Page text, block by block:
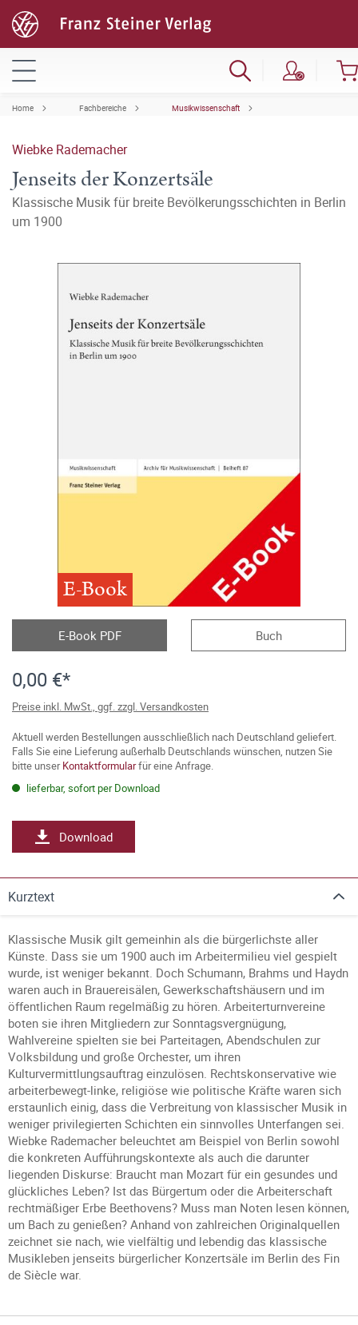
Home Fachbereiche Musikwissenschaft
Wiebke Rademacher
Jenseits der Konzertsäle
Klassische Musik für breite Bevölkerungsschichten in Berlin
um 1900
E-Book
E-Book PDF Buch
0,00 €*
Preise inkl. MwSt., ggf. zzgl. Versandkosten
Aktuell werden Bestellungen ausschließlich nach Deutschland geliefert.
Falls Sie eine Lieferung außerhalb Deutschlands wünschen, nutzen Sie
bitte unserKontaktformularfür eine Anfrage.
lieferbar, sofort per Download
Download
Kurztext
Klassische Musik gilt gemeinhin als die bürgerlichste aller
Künste. Dass sie um 1900 auch im Arbeitermilieu viel gespielt
wurde, ist weniger bekannt. Doch Schumann, Brahms und Haydn
waren auch in Brauereisälen, Gewerkschaftshäusern und im
öffentlichen Raum regelmäßig zu hören. Arbeiterturnvereine
boten sie ihren Mitgliedern zur Sonntagsvergnügung,
Wahlvereine spielten sie bei Parteitagen, Abendschulen zur
Volksbildung und große Orchester, um ihren
Kulturvermittlungsauftrag einzulösen. Rechtskonservative wie
arbeiterbewegt-linke, religiöse wie politische Kräfte waren sich
erstaunlich einig, dass die Verbreitung von klassischer Musik in
weniger privilegierten Schichten ein sinnvolles Unterfangen sei.
Wiebke Rademacher beleuchtet am Beispiel von Berlin sowohl
die konkreten Aufführungskontexte als auch die darunter
liegenden Diskurse: Braucht man Mozart für ein gesundes und
glückliches Leben? Ist das Bürgertum oder die Arbeiterschaft
rechtmäßiger Erbe Beethovens? Muss man Noten lesen können,
um Bach zu genießen? Anhand von zahlreichen Originalquellen
zeichnet sie nach, wie vielfältig und lebendig das klassische
Musikleben jenseits bürgerlicher Konzertsäle im Berlin des Fin
de Siècle war.